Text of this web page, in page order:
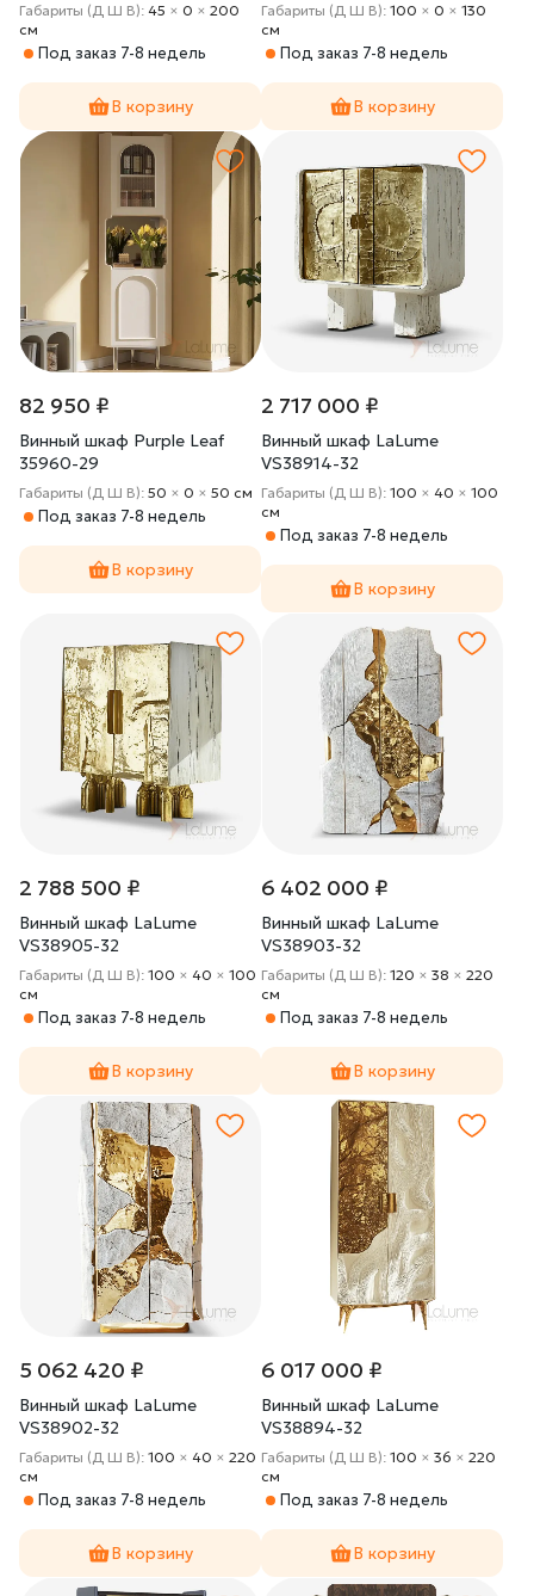
Габариты (Д Ш В): 45 × 0 × 200
cм
Под заказ 7-8 недель
В корзину
Габариты (Д Ш В): 100 × 0 × 130
cм
Под заказ 7-8 недель
В корзину
82 950 ₽
Винный шкаф Purple Leaf
35960-29
Габариты (Д Ш В): 50 × 0 × 50 cм
Под заказ 7-8 недель
В корзину
2 717 000 ₽
Винный шкаф LaLume
VS38914-32
Габариты (Д Ш В): 100 × 40 × 100
cм
Под заказ 7-8 недель
В корзину
2 788 500 ₽
Винный шкаф LaLume
VS38905-32
Габариты (Д Ш В): 100 × 40 × 100
cм
Под заказ 7-8 недель
В корзину
6 402 000 ₽
Винный шкаф LaLume
VS38903-32
Габариты (Д Ш В): 120 × 38 × 220
cм
Под заказ 7-8 недель
В корзину
5 062 420 ₽
Винный шкаф LaLume
VS38902-32
Габариты (Д Ш В): 100 × 40 × 220
cм
Под заказ 7-8 недель
В корзину
6 017 000 ₽
Винный шкаф LaLume
VS38894-32
Габариты (Д Ш В): 100 × 36 × 220
cм
Под заказ 7-8 недель
В корзину